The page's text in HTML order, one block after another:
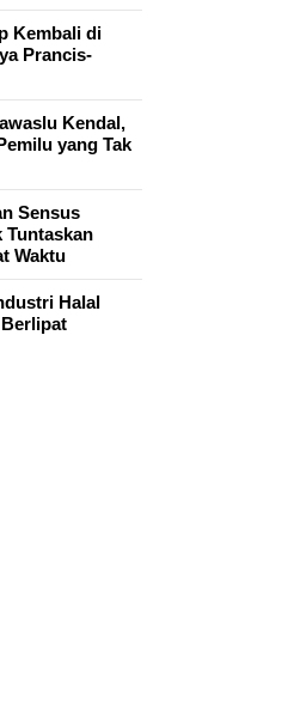
Kembali di
Prancis-
Kendal,
yang Tak
Sensus
Tuntaskan
Waktu
Halal